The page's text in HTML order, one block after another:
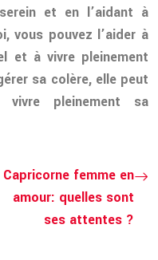
et en l’aidant à
vous pouvez l’aider à
et à vivre pleinement
sa colère, elle peut
pleinement sa
Capricorne femme en
amour: quelles sont
ses attentes ?